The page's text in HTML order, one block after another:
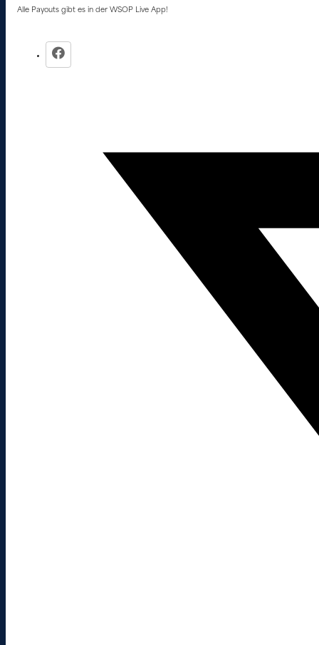
Alle Payouts gibt es in der WSOP Live App!